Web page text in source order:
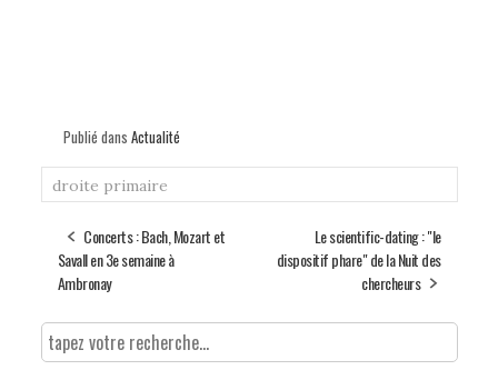
Publié dans Actualité
droite primaire
Concerts : Bach, Mozart et
Savall en 3e semaine à
Ambronay
Le scientific-dating : "le
dispositif phare" de la Nuit des
chercheurs